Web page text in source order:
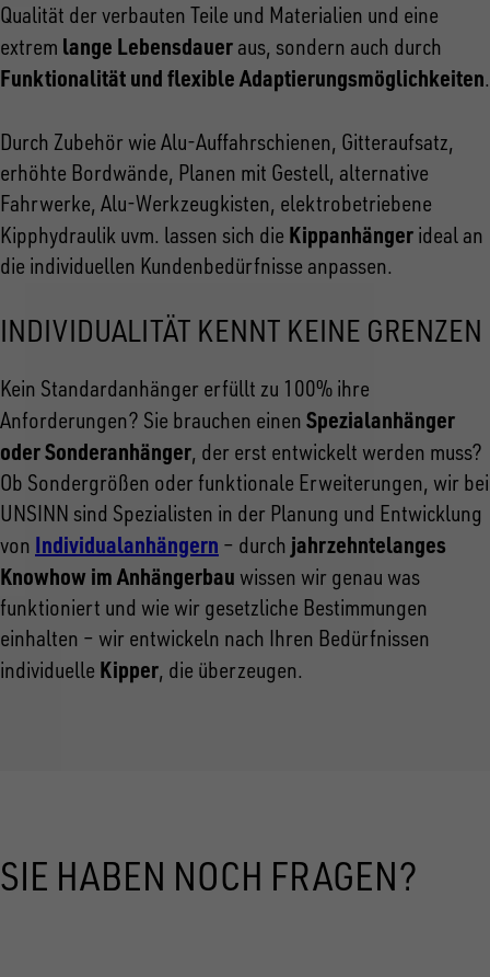
Qualität der verbauten Teile und Materialien und eine
extrem lange Lebensdauer aus, sondern auch durch
Funktionalität und flexible Adaptierungsmöglichkeiten.
Durch Zubehör wie Alu-Auffahrschienen, Gitteraufsatz,
erhöhte Bordwände, Planen mit Gestell, alternative
Fahrwerke, Alu-Werkzeugkisten, elektrobetriebene
Kipphydraulik uvm. lassen sich die Kippanhänger ideal an
die individuellen Kundenbedürfnisse anpassen.
INDIVIDUALITÄT KENNT KEINE GRENZEN
Kein Standardanhänger erfüllt zu 100% ihre
Anforderungen? Sie brauchen einen Spezialanhänger
oder Sonderanhänger, der erst entwickelt werden muss?
Ob Sondergrößen oder funktionale Erweiterungen, wir bei
UNSINN sind Spezialisten in der Planung und Entwicklung
von Individualanhängern – durch jahrzehntelanges
Knowhow im Anhängerbau wissen wir genau was
funktioniert und wie wir gesetzliche Bestimmungen
einhalten – wir entwickeln nach Ihren Bedürfnissen
individuelle Kipper, die überzeugen.
SIE HABEN NOCH FRAGEN?